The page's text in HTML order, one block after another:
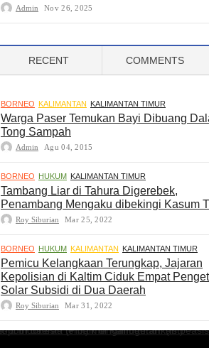
Admin Nov 26, 2025
RECENT COMMENTS
BORNEO KALIMANTAN KALIMANTAN TIMUR
Warga Paser Temukan Bayi Dibuang
Tong Sampah
Admin Agu 04, 2015
BORNEO HUKUM KALIMANTAN TIMUR
Tambang Liar di Tahura Digerebek,
Penambang Mengaku dibekingi Kasum
Roy Siburian Mar 25, 2022
BORNEO HUKUM KALIMANTAN KALIMANTAN TIMUR
Pemicu Kelangkaan Terungkap, Jajaran
Kepolisian di Kaltim Ciduk Empat
Solar Subsidi di Dua Daerah
Roy Siburian Mar 31, 2022